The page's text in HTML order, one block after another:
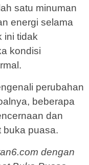
satu minuman
energi selama
ini tidak
kondisi
perubahan
beberapa
dan
buka puasa.
dengan